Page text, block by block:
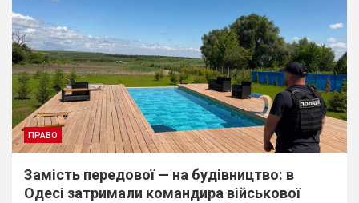
ПРАВО
Замість передової — на будівництво: в
Одесі затримали командира військової